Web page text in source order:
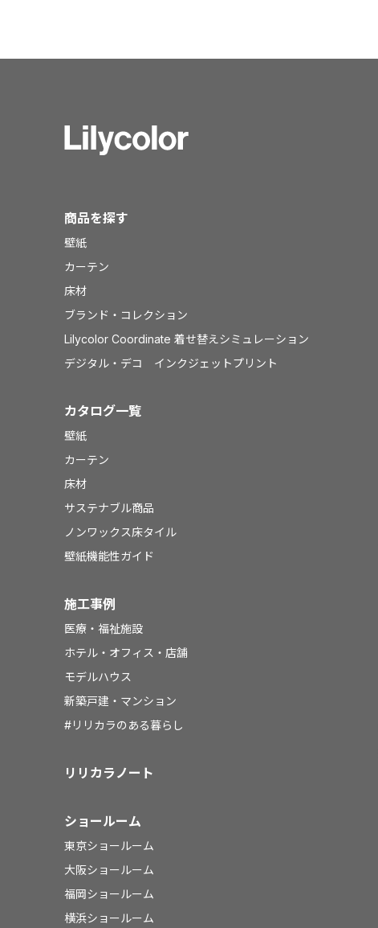
商品を探す
壁紙
カーテン
床材
ブランド・コレクション
Lilycolor Coordinate 着せ替えシミュレーション
デジタル・デコ インクジェットプリント
カタログ一覧
壁紙
カーテン
床材
サステナブル商品
ノンワックス床タイル
壁紙機能性ガイド
施工事例
医療・福祉施設
ホテル・オフィス・店舗
モデルハウス
新築戸建・マンション
#リリカラのある暮らし
リリカラノート
ショールーム
東京ショールーム
大阪ショールーム
福岡ショールーム
横浜ショールーム